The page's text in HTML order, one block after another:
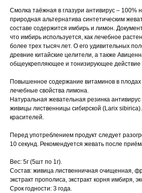
Смолка таёжная в глазури антивирус – 100%
природная альтернатива синтетическим
составе содержится имбирь и лимон.
что имбирь используется, как лечебное
более трех тысяч лет. О его удивительных
древние китайские целители, а также
общеукрепляющее и тонизирующее действие
Повышенное содержание витаминов в плодах
лечебные свойства лимона.
Натуральная жевательная резинка антивирус
живицы лиственницы сибирской (Larix
красителей.
Перед употреблением продукт следует
10 секунд. Рекомендуется жевать после
Вес: 5г (5шт по 1г).
Состав: живица лиственничная очищенная,
экстракт прополиса, экстракт корня имбиря,
Срок годности: 3 года.